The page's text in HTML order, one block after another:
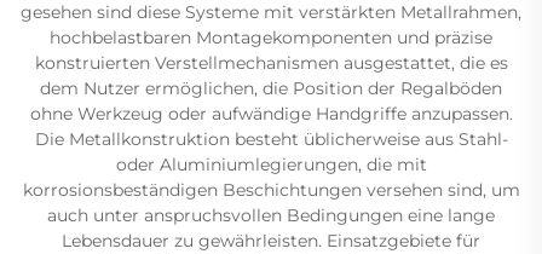
gesehen sind diese Systeme mit verstärkten Metallrahmen,
hochbelastbaren Montagekomponenten und präzise
konstruierten Verstellmechanismen ausgestattet, die es
dem Nutzer ermöglichen, die Position der Regalböden
ohne Werkzeug oder aufwändige Handgriffe anzupassen.
Die Metallkonstruktion besteht üblicherweise aus Stahl-
oder Aluminiumlegierungen, die mit
korrosionsbeständigen Beschichtungen versehen sind, um
auch unter anspruchsvollen Bedingungen eine lange
Lebensdauer zu gewährleisten. Einsatzgebiete für